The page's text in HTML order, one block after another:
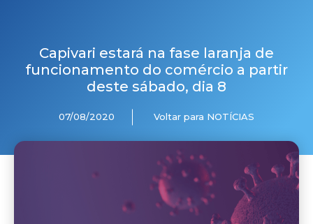
Capivari estará na fase laranja de
funcionamento do comércio a partir
deste sábado, dia 8
07/08/2020 Voltar para NOTÍCIAS